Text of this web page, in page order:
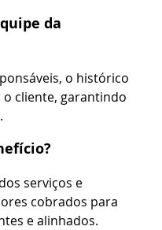
da
o histórico
cliente, garantindo
serviços e
cobrados para
e alinhados.